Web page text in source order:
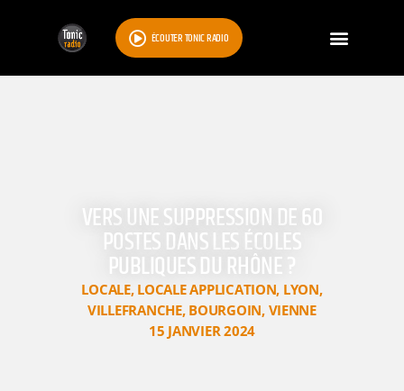
ÉCOUTER TONIC RADIO
VERS UNE SUPPRESSION DE 60
POSTES DANS LES ÉCOLES
PUBLIQUES DU RHÔNE ?
LOCALE, LOCALE APPLICATION, LYON,
VILLEFRANCHE, BOURGOIN, VIENNE
15 JANVIER 2024